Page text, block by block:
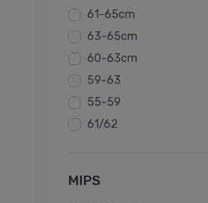
61-65cm
63-65cm
60-63cm
59-63
55-59
61/62
MIPS